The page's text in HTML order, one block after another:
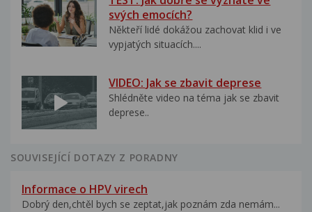
svých emocích?
Někteří lidé dokážou zachovat klid i ve
vypjatých situacích....
VIDEO: Jak se zbavit deprese
Shlédněte video na téma jak se zbavit
deprese..
SOUVISEJÍCÍ DOTAZY Z PORADNY
Informace o HPV virech
Dobrý den,chtěl bych se zeptat,jak poznám zda nemám...